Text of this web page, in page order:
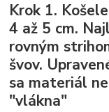
Krok 1.
4 až 5 cm.
rovným
švov.
sa materiál
"vlákna"